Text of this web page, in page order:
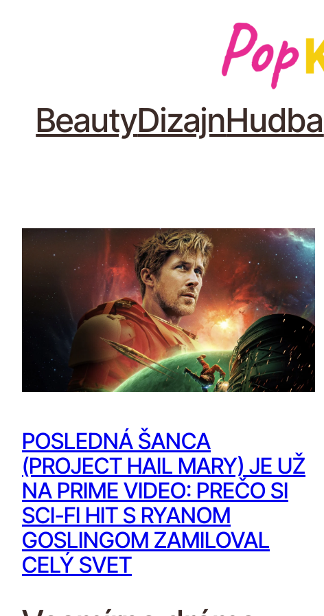
BeautyDizajnHudba
POSLEDNÁ ŠANCA
(PROJECT HAIL MARY) JE UŽ
NA PRIME VIDEO: PREČO SI
SCI-FI HIT S RYANOM
GOSLINGOM ZAMILOVAL
CELÝ SVET